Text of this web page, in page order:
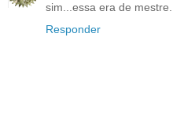
sim...essa era de mestre...
Responder